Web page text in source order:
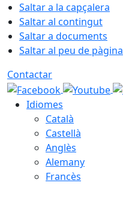
Saltar a la capçalera
Saltar al contingut
Saltar a documents
Saltar al peu de pàgina
Contactar
Idiomes
Català
Castellà
Anglès
Alemany
Francès